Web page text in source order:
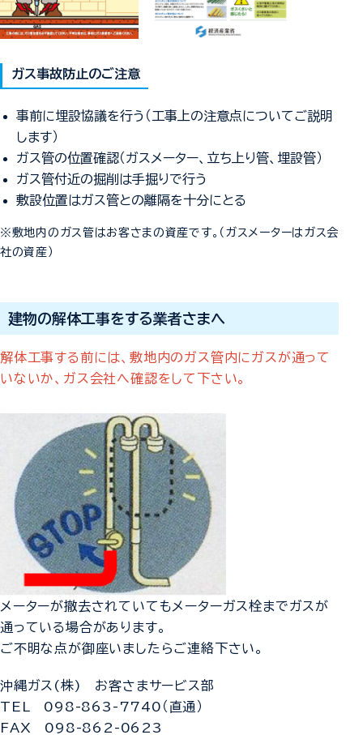
ガス事故防止のご注意
事前に埋設協議を行う（工事上の注意点についてご説明
します）
ガス管の位置確認（ガスメーター、立ち上り管、埋設管）
ガス管付近の掘削は手掘りで行う
敷設位置はガス管との離隔を十分にとる
※敷地内のガス管はお客さまの資産です。（ガスメーターはガス会
社の資産）
建物の解体工事をする業者さまへ
解体工事する前には、敷地内のガス管内にガスが通って
いないか、ガス会社へ確認をして下さい。
メーターが撤去されていてもメーターガス栓までガスが
通っている場合があります。
ご不明な点が御座いましたらご連絡下さい。
沖縄ガス(株) お客さまサービス部
TEL 098-863-7740 （直通）
FAX 098-862-0623